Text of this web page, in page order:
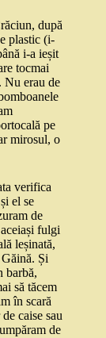
după
plastic (i-
i-a ieșit
tocmai
Nu erau de
pe
mirosul, o
verifica
el se
de
fulgi
leșinată,
Și
barbă,
să tăcem
în scară
caise sau
de